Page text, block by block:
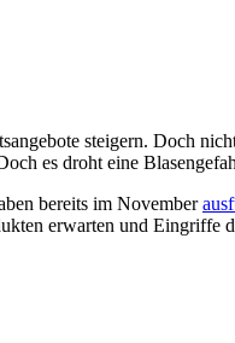
steigern. Doch
es droht eine
bereits im November
erwarten und Eingriffe